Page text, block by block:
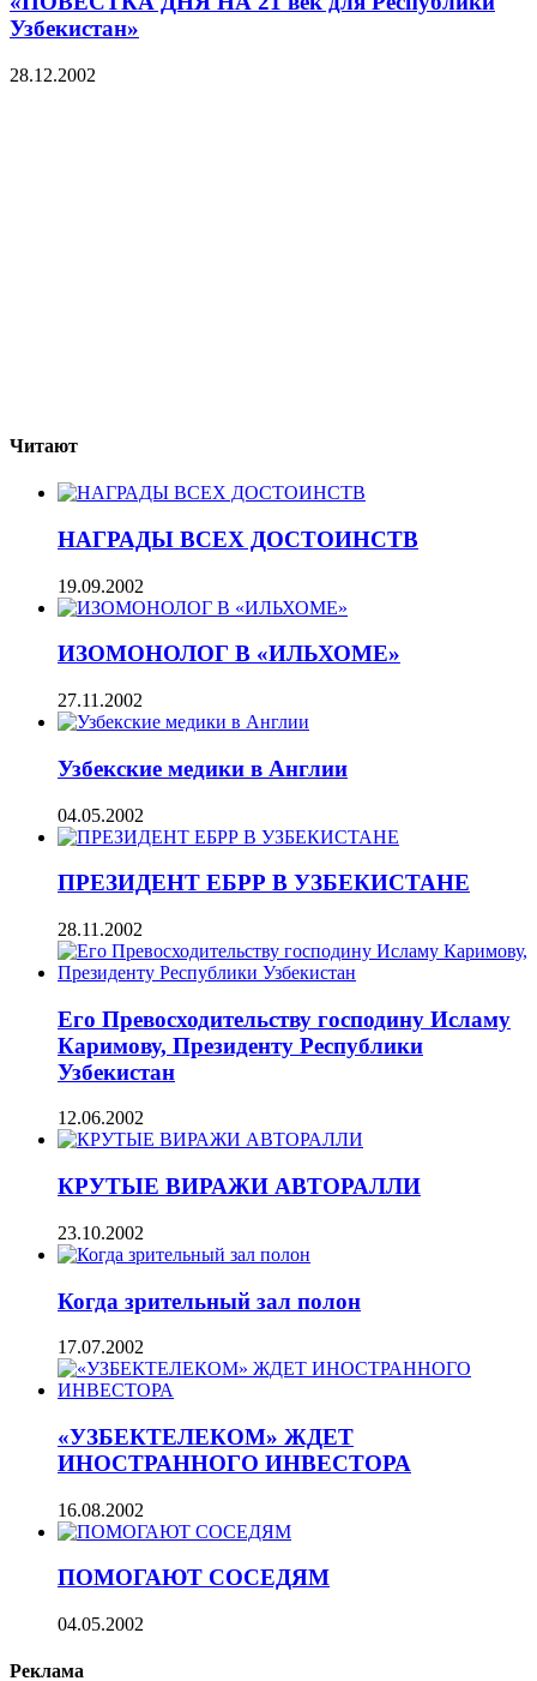
Узбекистан»
28.12.2002
Читают
НАГРАДЫ ВСЕХ ДОСТОИНСТВ
19.09.2002
ИЗОМОНОЛОГ В «ИЛЬХОМЕ»
27.11.2002
Узбекские медики в Англии
04.05.2002
ПРЕЗИДЕНТ ЕБРР В УЗБЕКИСТАНЕ
28.11.2002
Его Превосходительству господину Исламу
Каримову, Президенту Республики
Узбекистан
12.06.2002
КРУТЫЕ ВИРАЖИ АВТОРАЛЛИ
23.10.2002
Когда зрительный зал полон
17.07.2002
«УЗБЕКТЕЛЕКОМ» ЖДЕТ
ИНОСТРАННОГО ИНВЕСТОРА
16.08.2002
ПОМОГАЮТ СОСЕДЯМ
04.05.2002
Реклама